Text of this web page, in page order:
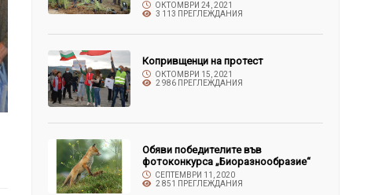
ОКТОМВРИ 24, 2021
3 113 ПРЕГЛЕЖДАНИЯ
Копривщенци на протест
ОКТОМВРИ 15, 2021
2 986 ПРЕГЛЕЖДАНИЯ
Обяви победителите във
фотоконкурса „Биоразнообразие“
СЕПТЕМВРИ 11, 2020
2 851 ПРЕГЛЕЖДАНИЯ